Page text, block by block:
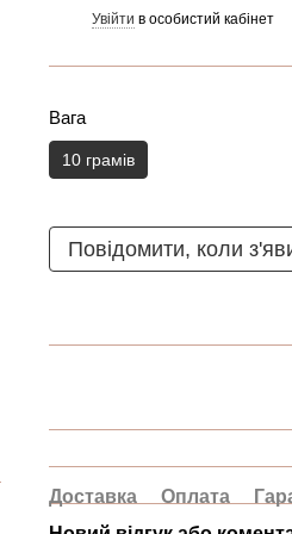
Увійти в особистий кабінет
Вага
10 грамів
Повідомити, коли
Доставка Оплата